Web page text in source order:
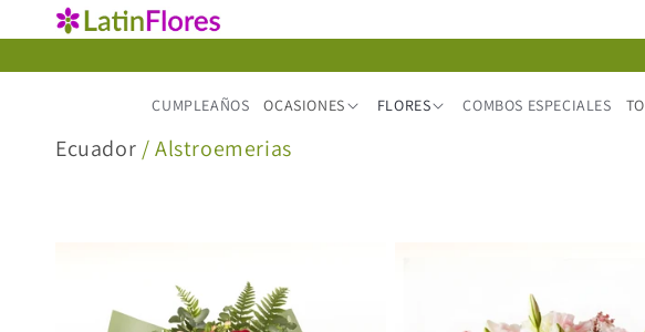
directamente
al contenido
CUMPLEAÑOS OCASIONES FLORES COMBOS ESPECIALES
C
Ecuador / Alstroemerias